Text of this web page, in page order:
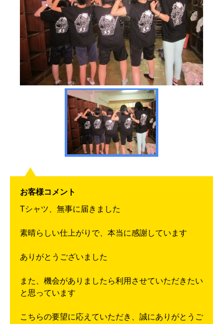
お客様コメント
Tシャツ、無事に届きました
素晴らしい仕上がりで、本当に感謝しています
ありがとうございました
また、機会がありましたら利用させていただきたい
と思っています
こちらの要望に応えていただき、誠にありがとうご